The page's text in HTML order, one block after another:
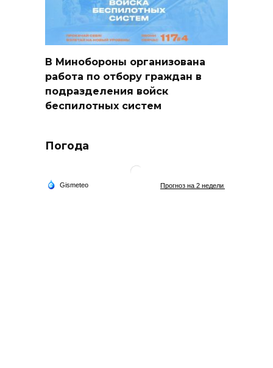
В Минобороны организована
работа по отбору граждан в
подразделения войск
беспилотных систем
Погода